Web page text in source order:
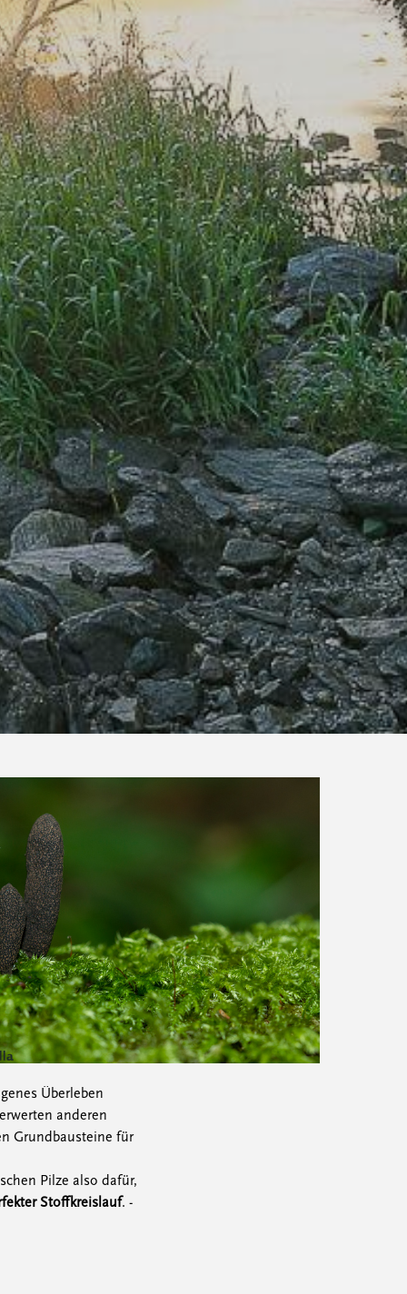
Überleben
anderen
Grundbausteine für
Pilze also dafür,
Stoffkreislauf. -